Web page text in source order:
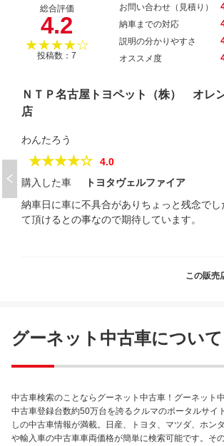
総合評価
4.2
★★★★☆
投稿数：7
お問い合わせ（見積り）
納車までの対応
説明の分かりやすさ
オススメ度
ＮＴＰ名古屋トヨペット（株） オレ
店
わんたろう
★★★★☆
4.0
購入した車
トヨタヴェルファイア
納車日に車に不具合がありちょっと残念でし
て頂けるとの事なので期待しています。
この販売
グーネット中古車について
中古車検索のことならグーネット中古車！グーネット
中古車登録台数約50万台を誇るクルマのポータルサイ
しの中古車情報が満載。日産、トヨタ、マツダ、ホン
や輸入車の中古車車両価格が簡単に検索可能です。そ